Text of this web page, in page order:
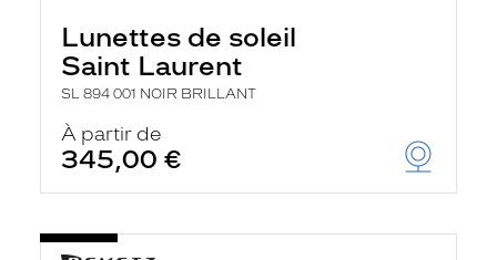
Lunettes de soleil
Saint Laurent
SL 894 001 NOIR BRILLANT
À partir de
345,00 €